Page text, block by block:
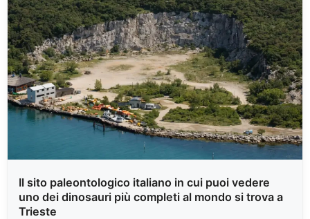
Il sito paleontologico italiano in cui puoi vedere
uno dei dinosauri più completi al mondo si trova a
Trieste